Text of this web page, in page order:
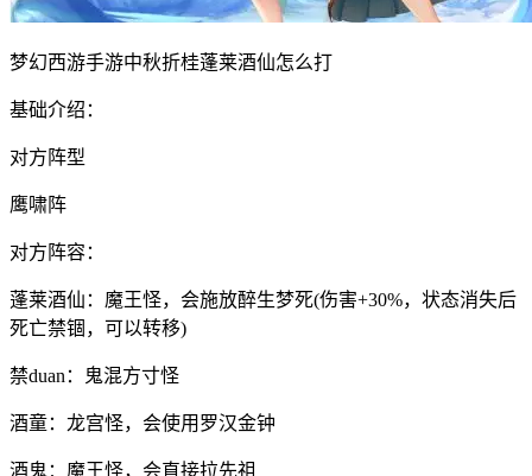
梦幻西游手游中秋折桂蓬莱酒仙怎么打
基础介绍：
对方阵型
鹰啸阵
对方阵容：
蓬莱酒仙：魔王怪，会施放醉生梦死(伤害+30%，状态消失后
死亡禁锢，可以转移)
禁duan：鬼混方寸怪
酒童：龙宫怪，会使用罗汉金钟
酒鬼：魔王怪，会直接拉先祖